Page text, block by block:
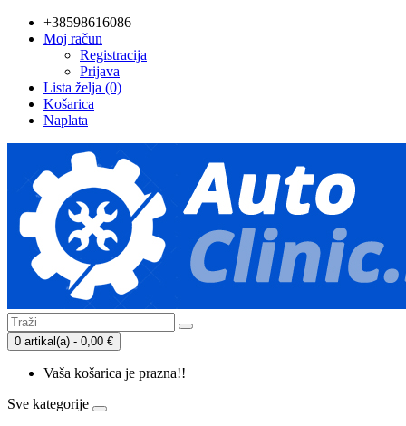
+38598616086
Moj račun
Registracija
Prijava
Lista želja (0)
Košarica
Naplata
0 artikal(a) - 0,00 €
Vaša košarica je prazna!!
Sve kategorije